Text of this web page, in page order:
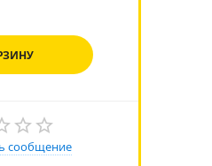
сообщение